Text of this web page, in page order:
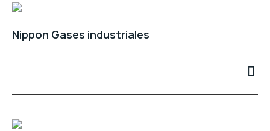
Nippon Gases industriales